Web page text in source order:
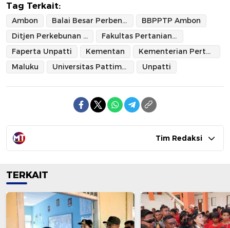
Tag Terkait:
Ambon Balai Besar Perbenihan dan Proteksi Tanaman Perkebunan Ambon
BBPPTP Ambon
Ditjen Perkebunan Kementan
Fakultas Pertanian Universitas Pattimura
Faperta Unpatti
Kementan
Kementerian Pertanian
Maluku
Universitas Pattimura Unpatti
Tim Redaksi
TERKAIT